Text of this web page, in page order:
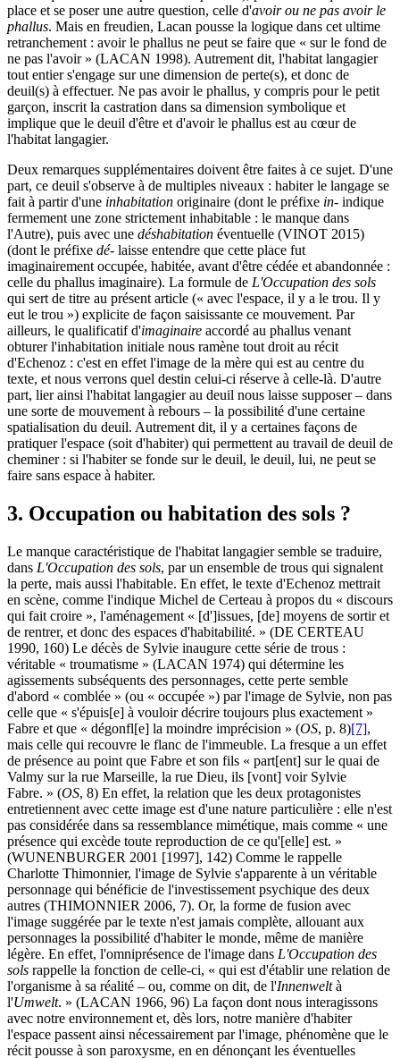
place et se poser une autre question, celle d'avoir ou ne pas avoir le
phallus. Mais en freudien, Lacan pousse la logique dans cet ultime
retranchement : avoir le phallus ne peut se faire que « sur le fond de
ne pas l'avoir » (LACAN 1998). Autrement dit, l'habitat langagier
tout entier s'engage sur une dimension de perte(s), et donc de
deuil(s) à effectuer. Ne pas avoir le phallus, y compris pour le petit
garçon, inscrit la castration dans sa dimension symbolique et
implique que le deuil d'être et d'avoir le phallus est au cœur de
l'habitat langagier.
Deux remarques supplémentaires doivent être faites à ce sujet. D'une
part, ce deuil s'observe à de multiples niveaux : habiter le langage se
fait à partir d'une inhabitation originaire (dont le préfixe in- indique
fermement une zone strictement inhabitable : le manque dans
l'Autre), puis avec une déshabitation éventuelle (VINOT 2015)
(dont le préfixe dé- laisse entendre que cette place fut
imaginairement occupée, habitée, avant d'être cédée et abandonnée :
celle du phallus imaginaire). La formule de L'Occupation des sols
qui sert de titre au présent article (« avec l'espace, il y a le trou. Il y
eut le trou ») explicite de façon saisissante ce mouvement. Par
ailleurs, le qualificatif d'imaginaire accordé au phallus venant
obturer l'inhabitation initiale nous ramène tout droit au récit
d'Echenoz : c'est en effet l'image de la mère qui est au centre du
texte, et nous verrons quel destin celui-ci réserve à celle-là. D'autre
part, lier ainsi l'habitat langagier au deuil nous laisse supposer – dans
une sorte de mouvement à rebours – la possibilité d'une certaine
spatialisation du deuil. Autrement dit, il y a certaines façons de
pratiquer l'espace (soit d'habiter) qui permettent au travail de deuil de
cheminer : si l'habiter se fonde sur le deuil, le deuil, lui, ne peut se
faire sans espace à habiter.
3. Occupation ou habitation des sols ?
Le manque caractéristique de l'habitat langagier semble se traduire,
dans L'Occupation des sols, par un ensemble de trous qui signalent
la perte, mais aussi l'habitable. En effet, le texte d'Echenoz mettrait
en scène, comme l'indique Michel de Certeau à propos du « discours
qui fait croire », l'aménagement « [d']issues, [de] moyens de sortir et
de rentrer, et donc des espaces d'habitabilité. » (DE CERTEAU
1990, 160) Le décès de Sylvie inaugure cette série de trous :
véritable « troumatisme » (LACAN 1974) qui détermine les
agissements subséquents des personnages, cette perte semble
d'abord « comblée » (ou « occupée ») par l'image de Sylvie, non pas
celle que « s'épuis[e] à vouloir décrire toujours plus exactement »
Fabre et que « dégonfl[e] la moindre imprécision » (OS, p. 8)[7],
mais celle qui recouvre le flanc de l'immeuble. La fresque a un effet
de présence au point que Fabre et son fils « part[ent] sur le quai de
Valmy sur la rue Marseille, la rue Dieu, ils [vont] voir Sylvie
Fabre. » (OS, 8) En effet, la relation que les deux protagonistes
entretiennent avec cette image est d'une nature particulière : elle n'est
pas considérée dans sa ressemblance mimétique, mais comme « une
présence qui excède toute reproduction de ce qu'[elle] est. »
(WUNENBURGER 2001 [1997], 142) Comme le rappelle
Charlotte Thimonnier, l'image de Sylvie s'apparente à un véritable
personnage qui bénéficie de l'investissement psychique des deux
autres (THIMONNIER 2006, 7). Or, la forme de fusion avec
l'image suggérée par le texte n'est jamais complète, allouant aux
personnages la possibilité d'habiter le monde, même de manière
légère. En effet, l'omniprésence de l'image dans L'Occupation des
sols rappelle la fonction de celle-ci, « qui est d'établir une relation de
l'organisme à sa réalité – ou, comme on dit, de l'Innenweltà
l'Umwelt. » (LACAN 1966, 96) La façon dont nous interagissons
avec notre environnement et, dès lors, notre manière d'habiter
l'espace passent ainsi nécessairement par l'image, phénomène que le
récit pousse à son paroxysme, en en dénonçant les éventuelles